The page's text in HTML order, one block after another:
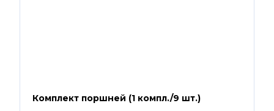
Комплект поршней (1 компл./9 шт.)